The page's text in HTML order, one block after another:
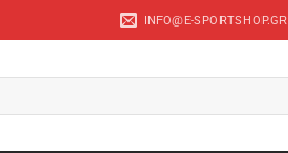
INFO@E-SPORTSHOP.GR